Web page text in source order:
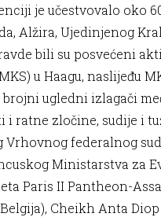
je učestvovalo oko
Alžira, Ujedinjenog
bili su posvećeni
u Haagu, naslijeđu
ugledni izlagači
i ratne zločine, sudije i
Vrhovnog federalnog
Ministarstva za
Paris II Pantheon-
Cheikh Anta